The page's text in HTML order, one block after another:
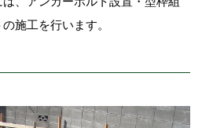
施工を行います。